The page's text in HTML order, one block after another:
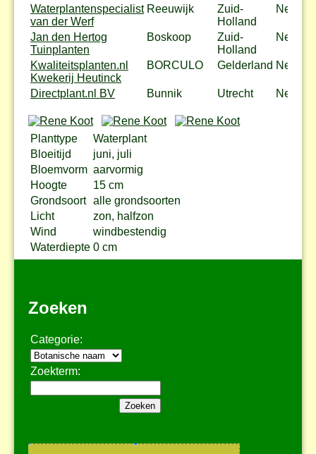
Waterplantenspecialist
van der Werf
Reeuwijk
Zuid-
Holland
Jan den Hertog
Tuinplanten
Boskoop
Zuid-
Holland
Kwaliteitsplanten.nl
Kwekerij Heutinck
BORCULO Gelderland
Directplant.nl BV Bunnik Utrecht
Planttype
Waterplant
Bloeitijd
juni, juli
Bloemvorm aarvormig
Hoogte
15 cm
Grondsoort alle grondsoorten
Licht
zon, halfzon
Wind
windbestendig
Waterdiepte 0 cm
Zoeken
Categorie:
Zoekterm: